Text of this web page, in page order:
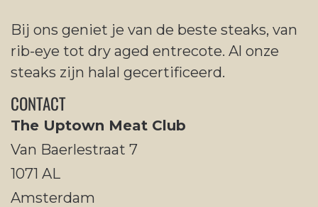
Bij ons geniet je van de beste steaks, van
rib-eye tot dry aged entrecote. Al onze
steaks zijn halal gecertificeerd.
CONTACT
The Uptown Meat Club
Van Baerlestraat 7
1071 AL
Amsterdam